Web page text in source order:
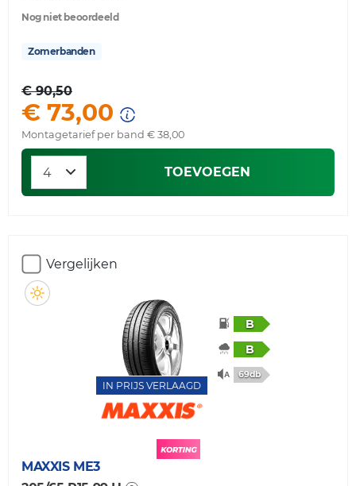
Nog niet beoordeeld
Zomerbanden
€ 90,50
€ 73,00
Montagetarief per band € 38,00
TOEVOEGEN
Vergelijken
IN PRIJS VERLAAGD
B
B
69db
MAXXIS ME3